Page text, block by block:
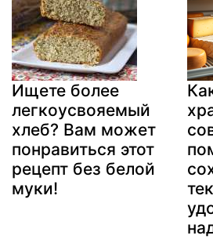
Ищете более
легкоусвояемый
хлеб? Вам может
понравиться этот
рецепт без белой
муки!